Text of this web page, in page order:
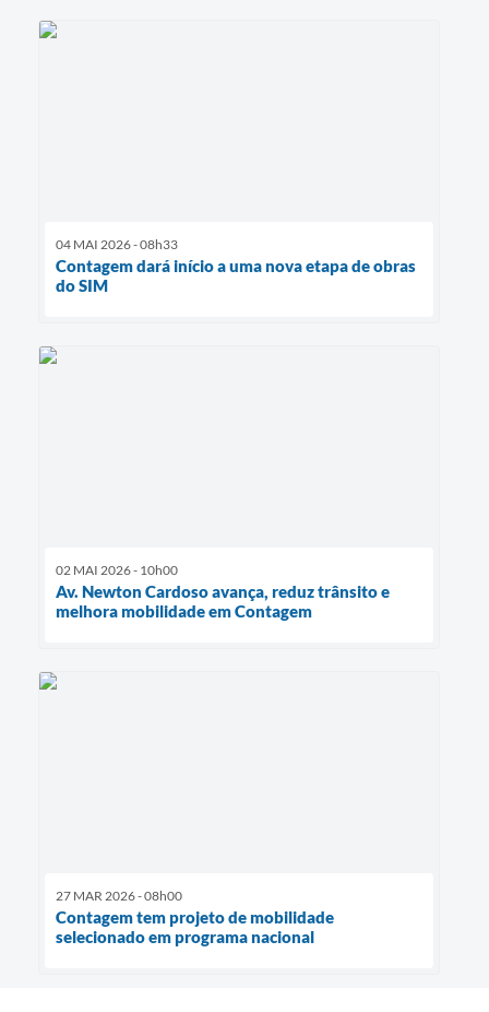
04 MAI 2026 - 08h33
Contagem dará início a uma nova etapa de obras
do SIM
02 MAI 2026 - 10h00
Av. Newton Cardoso avança, reduz trânsito e
melhora mobilidade em Contagem
27 MAR 2026 - 08h00
Contagem tem projeto de mobilidade
selecionado em programa nacional